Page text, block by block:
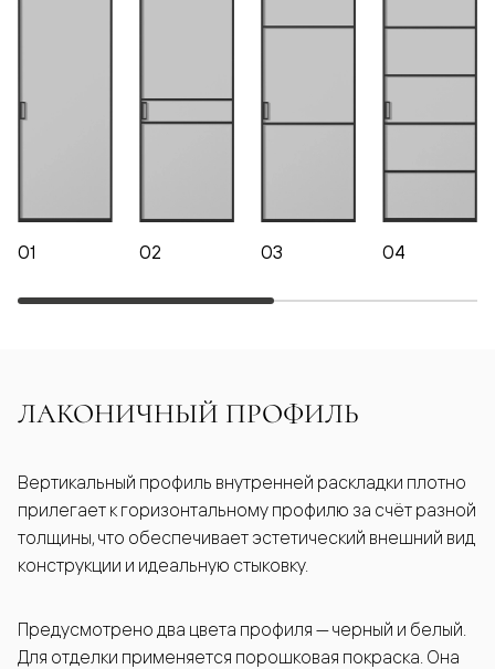
01 02 03 04
ЛАКОНИЧНЫЙ ПРОФИЛЬ
Вертикальный профиль внутренней раскладки плотно
прилегает к горизонтальному профилю за счёт разной
толщины, что обеспечивает эстетический внешний вид
конструкции и идеальную стыковку.
Предусмотрено два цвета профиля — черный и белый.
Для отделки применяется порошковая покраска. Она